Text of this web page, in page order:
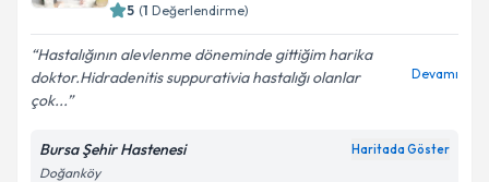
Metni'ni okudum ve kişisel verilerimin belirtilen
5 (1 Değerlendirme)
Hastalığının alevlenme döneminde gittiğim harika
doktor.Hidradenitis suppurativia hastalığı olanlar
çok...
Devamı
Bursa Şehir Hastenesi Haritada Göster
Doğanköy